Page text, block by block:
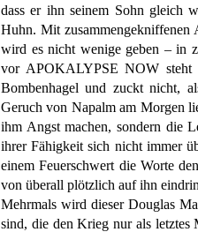
dass er ihn seinem Sohn gleich
Huhn. Mit zusammengekniffenen
wird es nicht wenige geben – in
vor APOKALYPSE NOW steht
Bombenhagel und zuckt nicht,
Geruch von Napalm am Morgen
ihm Angst machen, sondern die
ihrer Fähigkeit sich nicht immer
einem Feuerschwert die Worte
von überall plötzlich auf ihn
Mehrmals wird dieser Douglas
sind, die den Krieg nur als letztes